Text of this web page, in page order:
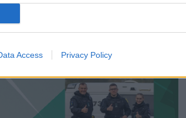
Access Privacy Policy